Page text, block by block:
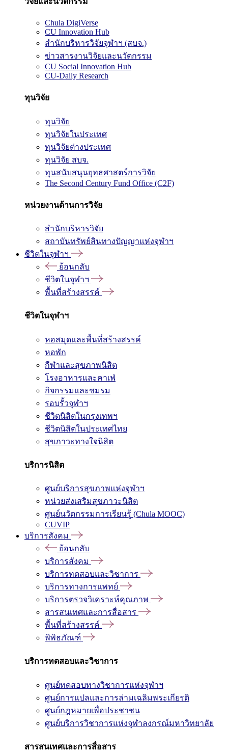
Chula DigiVerse
CU Innovation Hub
สำนักบริหารวิจัยจุฬาฯ (สบจ.)
ข่าวสารงานวิจัยและนวัตกรรม
CU Social Innovation Hub
CU-Daily Research
ทุนวิจัย
ทุนวิจัย
ทุนวิจัยในประเทศ
ทุนวิจัยต่างประเทศ
ทุนวิจัย สบจ.
ทุนสนับสนุนยุทธศาสตร์การวิจัย
The Second Century Fund Office (C2F)
หน่วยงานด้านการวิจัย
สำนักบริหารวิจัย
สถาบันทรัพย์สินทางปัญญาแห่งจุฬาฯ
ชีวิตในจุฬาฯ
ย้อนกลับ
ชีวิตในจุฬาฯ
พื้นที่สร้างสรรค์
ชีวิตในจุฬาฯ
หอสมุดและพื้นที่สร้างสรรค์
หอพัก
กีฬาและสุขภาพนิสิต
โรงอาหารและคาเฟ่
กิจกรรมและชมรม
รอบรั้วจุฬาฯ
ชีวิตนิสิตในกรุงเทพฯ
ชีวิตนิสิตในประเทศไทย
สุขภาวะทางใจนิสิต
บริการนิสิต
ศูนย์บริการสุขภาพแห่งจุฬาฯ
หน่วยส่งเสริมสุขภาวะนิสิต
ศูนย์นวัตกรรมการเรียนรู้ (Chula MOOC)
CUVIP
บริการสังคม
ย้อนกลับ
บริการสังคม
บริการทดสอบและวิชาการ
บริการทางการแพทย์
บริการตรวจวิเคราะห์คุณภาพ
สารสนเทศและการสื่อสาร
พื้นที่สร้างสรรค์
พิพิธภัณฑ์
บริการทดสอบและวิชาการ
ศูนย์ทดสอบทางวิชาการแห่งจุฬาฯ
ศูนย์การแปลและการล่ามเฉลิมพระเกียรติ
ศูนย์กฎหมายเพื่อประชาชน
ศูนย์บริการวิชาการแห่งจุฬาลงกรณ์มหาวิทยาลัย
สารสนเทศและการสื่อสาร